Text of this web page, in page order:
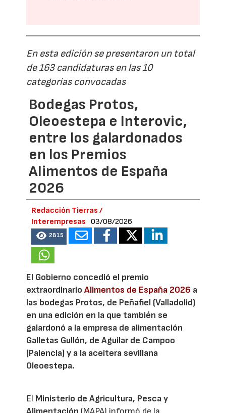
En esta edición se presentaron un total
de 163 candidaturas en las 10
categorías convocadas
Bodegas Protos,
Oleoestepa e Interovic,
entre los galardonados
en los Premios
Alimentos de España
2026
Redacción Tierras /
Interempresas
03/08/2026
2815
El Gobierno concedió el premio
extraordinarioAlimentos de España 2026 a
las bodegas Protos, de Peñafiel (Valladolid)
en una edición en la que también se
galardonó a la empresa de alimentación
Galletas Gullón, de Aguilar de Campoo
(Palencia) y a la aceitera sevillana
Oleoestepa.
El Ministerio de Agricultura, Pesca y